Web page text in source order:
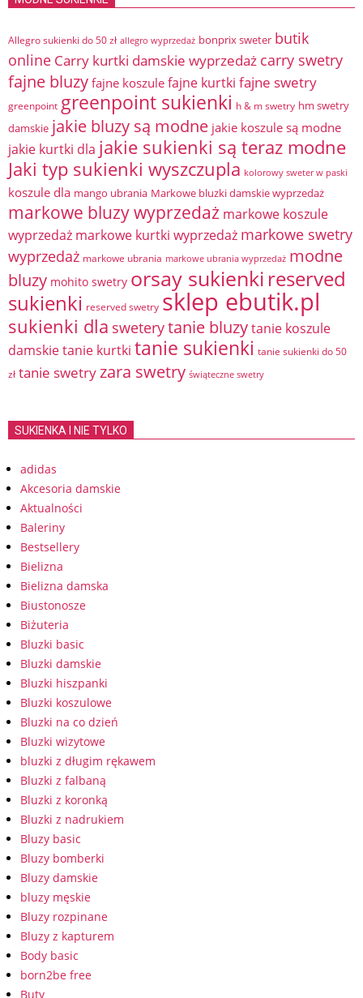
Allegro sukienki do 50 zł allegro wyprzedaż bonprix sweter butik
online Carry kurtki damskie wyprzedaż carry swetry
fajne bluzy fajne koszule fajne kurtki fajne swetry
greenpoint greenpoint sukienki h & m swetry hm swetry
damskie jakie bluzy są modne jakie koszule są modne
jakie kurtki dla jakie sukienki są teraz modne
Jaki typ sukienki wyszczupla kolorowy sweter w paski
koszule dla mango ubrania Markowe bluzki damskie wyprzedaż
markowe bluzy wyprzedaż markowe koszule
wyprzedaż markowe kurtki wyprzedaż markowe swetry
wyprzedaż markowe ubrania markowe ubrania wyprzedaż modne
bluzy mohito swetry orsay sukienki reserved
sukienki reserved swetry sklep ebutik.pl
sukienki dla sweterytanie bluzytanie koszule
damskietanie kurtki tanie sukienki tanie sukienki do 50
zł tanie swetryzara swetry świąteczne swetry
SUKIENKA I NIE TYLKO
adidas
Akcesoria damskie
Aktualności
Baleriny
Bestsellery
Bielizna
Bielizna damska
Biustonosze
Biżuteria
Bluzki basic
Bluzki damskie
Bluzki hiszpanki
Bluzki koszulowe
Bluzki na co dzień
Bluzki wizytowe
bluzki z długim rękawem
Bluzki z falbaną
Bluzki z koronką
Bluzki z nadrukiem
Bluzy basic
Bluzy bomberki
Bluzy damskie
bluzy męskie
Bluzy rozpinane
Bluzy z kapturem
Body basic
born2be free
Buty